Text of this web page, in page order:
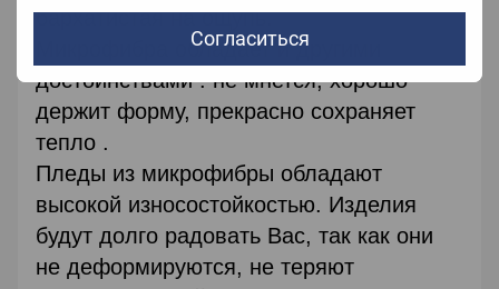
Согласиться
бархатистая на ощупь.
Микрофибра обладает и другими
достоинствами : не мнется, хорошо
держит форму, прекрасно сохраняет
тепло .
Пледы из микрофибры обладают
высокой износостойкостью. Изделия
будут долго радовать Вас, так как они
не деформируются, не теряют